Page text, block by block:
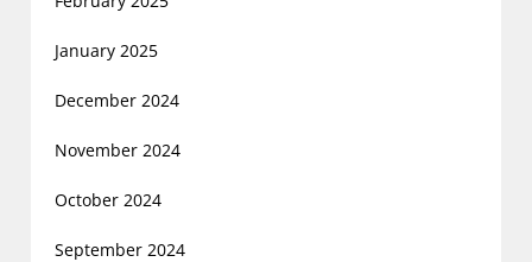
January 2025
December 2024
November 2024
October 2024
September 2024